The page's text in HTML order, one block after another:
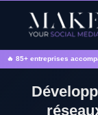
🔥 85+ entreprises